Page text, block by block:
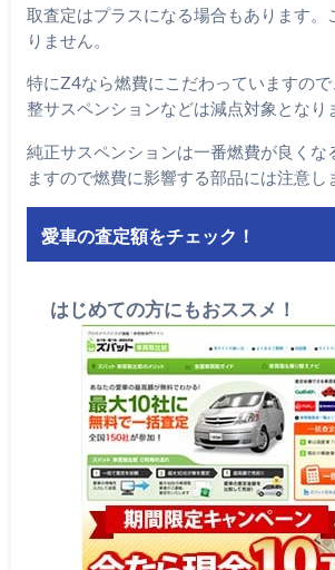
取査定はプラスになる場合もあります。
りません。
特にZ4なら燃費にこだわっていますの
整サスペンションなどは減点対象となり
純正サスペンションは一番燃費が良くな
ますので燃費に影響する部品には注意し
愛車の査定額をチェック！
はじめての方にもおススメ！